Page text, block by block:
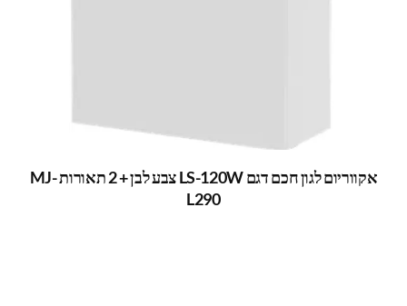
אקווריום לגון חכם דגם LS-120W צבע לבן + 2 תאורות MJ-
L290